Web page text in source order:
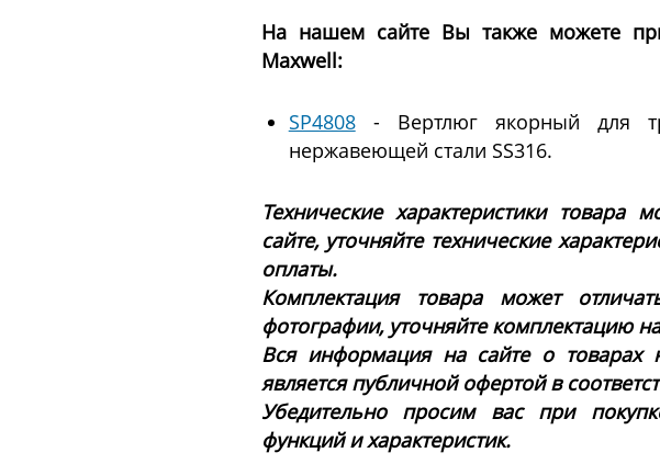
На нашем сайте Вы также можете
Maxwell:
SP4808- Вертлюг якорный для
нержавеющей стали SS316.
Технические характеристики товара
сайте, уточняйте технические
оплаты.
Комплектация товара может
фотографии, уточняйте комплектацию
Вся информация на сайте о товарах
является публичной офертой в
Убедительно просим вас при
функций и характеристик.